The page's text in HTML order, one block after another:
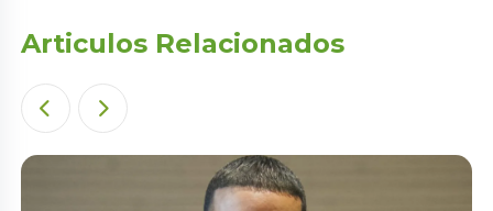
Articulos Relacionados